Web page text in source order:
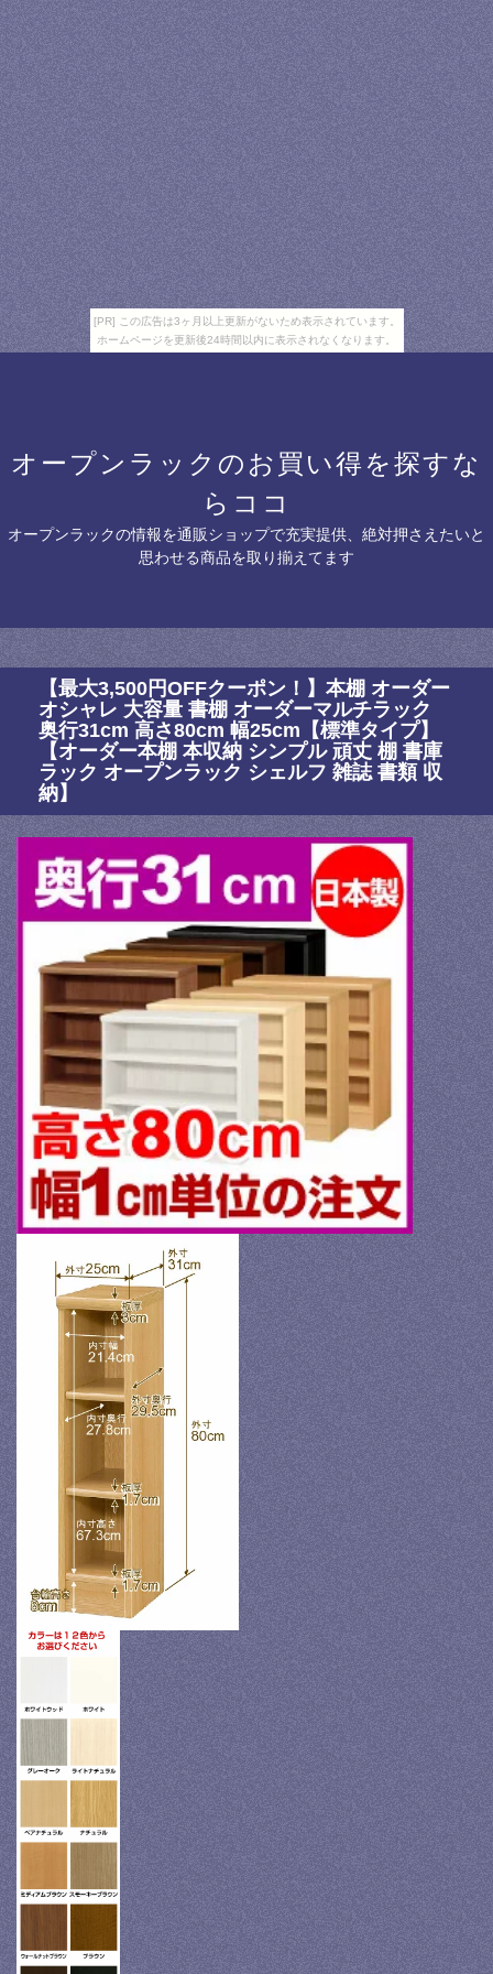
[PR] この広告は3ヶ月以上更新がないため表示されています。
ホームページを更新後24時間以内に表示されなくなります。
オープンラックのお買い得を探すな
らココ
オープンラックの情報を通販ショップで充実提供、絶対押さえたいと
思わせる商品を取り揃えてます
【最大3,500円OFFクーポン！】本棚 オーダー
オシャレ 大容量 書棚 オーダーマルチラック
奥行31cm 高さ80cm 幅25cm【標準タイプ】
【オーダー本棚 本収納 シンプル 頑丈 棚 書庫
ラック オープンラック シェルフ 雑誌 書類 収
納】